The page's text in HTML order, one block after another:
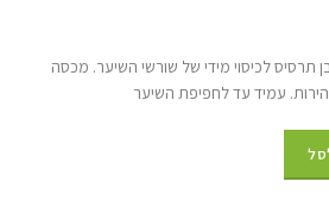
תרסיס לכיסוי מידי של שורשי השיער. מכסה
עמיד עד לחפיפת השיער